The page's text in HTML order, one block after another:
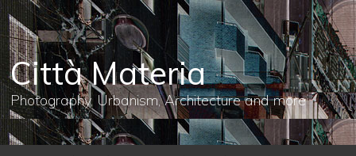
メ
イ
ン
コ
ン
テ
ン
へ
移
動
Città Materia
Photography, Urbanism, Architecture and more